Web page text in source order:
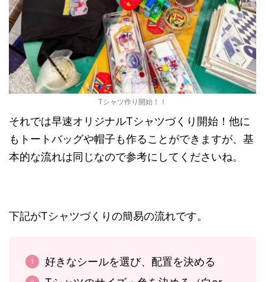
Tシャツ作り開始！！
それでは早速オリジナルTシャツづくり開始！他に
もトートバッグや帽子も作ることができますが、基
本的な流れは同じなので参考にしてくださいね。
下記がTシャツづくりの簡易の流れです。
好きなシールを選び、配置を決める